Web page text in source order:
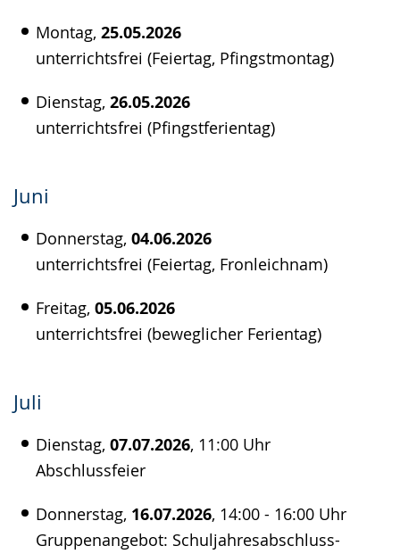
Montag, 25.05.2026
unterrichtsfrei (Feiertag, Pfingstmontag)
Dienstag, 26.05.2026
unterrichtsfrei (Pfingstferientag)
Juni
Donnerstag, 04.06.2026
unterrichtsfrei (Feiertag, Fronleichnam)
Freitag, 05.06.2026
unterrichtsfrei (beweglicher Ferientag)
Juli
Dienstag, 07.07.2026, 11:00 Uhr
Abschlussfeier
Donnerstag, 16.07.2026, 14:00 - 16:00 Uhr
Gruppenangebot: Schuljahresabschluss-